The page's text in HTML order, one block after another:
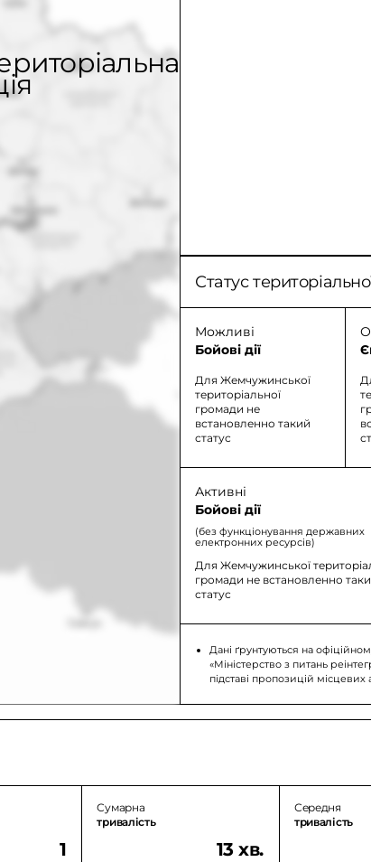
Статус
Можливі
Бойові дії
Для Жемчужинської
територіальної
громади не
встановленно такий
статус
Активні
Бойові дії
(без функціонування державних
електронних ресурсів)
Для Жемчужинської
громади не встановленно
статус
Дані ґрунтуються на
«Міністерство з питань
підставі пропозицій
1
Сумарна
тривалість
13 хв.
Середня
тривалість